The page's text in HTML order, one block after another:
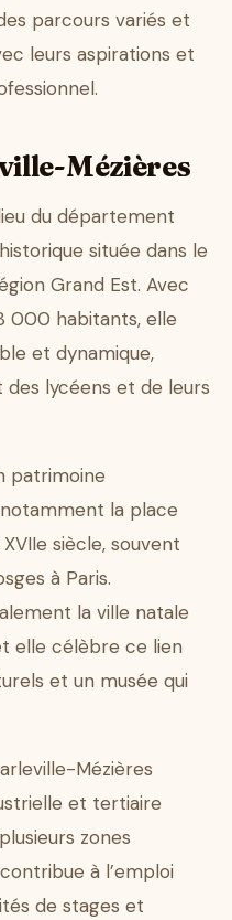
parcours variés et
leurs aspirations et
Mézières
du département
située dans le
Grand Est. Avec
000 habitants, elle
et dynamique,
des lycéens et de leurs
patrimoine
la place
siècle, souvent
à Paris.
la ville natale
elle célèbre ce lien
et un musée qui
Mézières
et tertiaire
zones
à l’emploi
de stages et